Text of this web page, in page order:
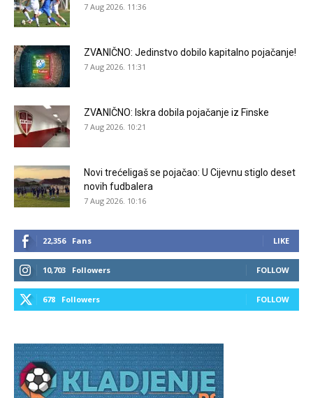
7 Aug 2026. 11:36
ZVANIČNO: Jedinstvo dobilo kapitalno pojačanje!
7 Aug 2026. 11:31
ZVANIČNO: Iskra dobila pojačanje iz Finske
7 Aug 2026. 10:21
Novi trećeligaš se pojačao: U Cijevnu stiglo deset
novih fudbalera
7 Aug 2026. 10:16
22,356 Fans LIKE
10,703 Followers FOLLOW
678 Followers FOLLOW